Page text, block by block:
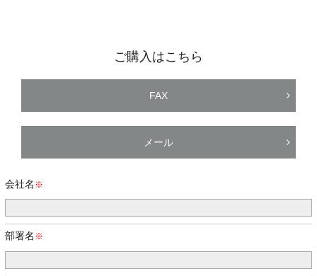
ご購入はこちら
FAX
メール
会社名
部署名